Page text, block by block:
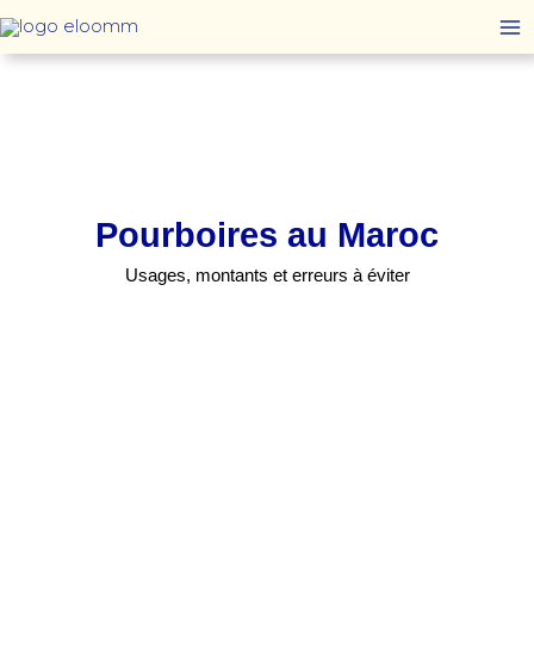
Aller
au
Pourboires au Maroc
Usages, montants et erreurs à éviter